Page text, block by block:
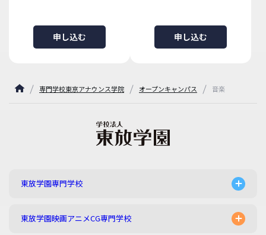
申し込む 申し込む
専門学校東京アナウンス学院 オープンキャンパス 音楽
東放学園専門学校
東放学園映画アニメCG専門学校